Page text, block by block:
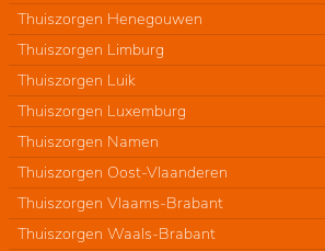
Thuiszorgen Henegouwen
Thuiszorgen Limburg
Thuiszorgen Luik
Thuiszorgen Luxemburg
Thuiszorgen Namen
Thuiszorgen Oost-Vlaanderen
Thuiszorgen Vlaams-Brabant
Thuiszorgen Waals-Brabant